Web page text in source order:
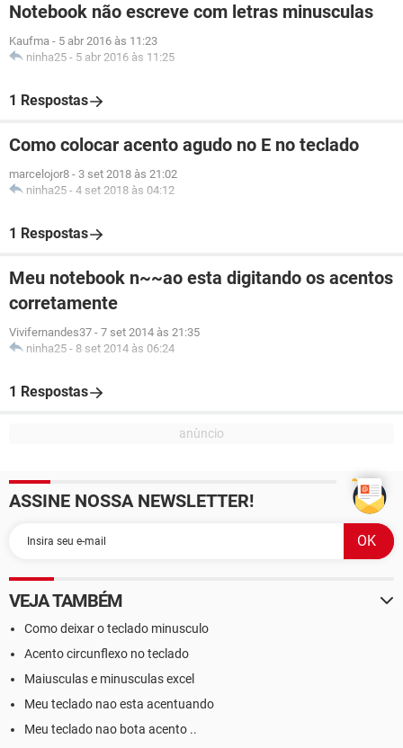
Notebook não escreve com letras minusculas
Kaufma - 5 abr 2016 às 11:23
ninha25 - 5 abr 2016 às 11:25
1 Respostas
Como colocar acento agudo no E no teclado
marcelojor8 - 3 set 2018 às 21:02
ninha25 - 4 set 2018 às 04:12
1 Respostas
Meu notebook n~~ao esta digitando os acentos
corretamente
Vivifernandes37 - 7 set 2014 às 21:35
ninha25 - 8 set 2014 às 06:24
1 Respostas
ASSINE NOSSA NEWSLETTER!
VEJA TAMBÉM
Como deixar o teclado minusculo
Acento circunflexo no teclado
Maiusculas e minusculas excel
Meu teclado nao esta acentuando
Meu teclado nao bota acento ..